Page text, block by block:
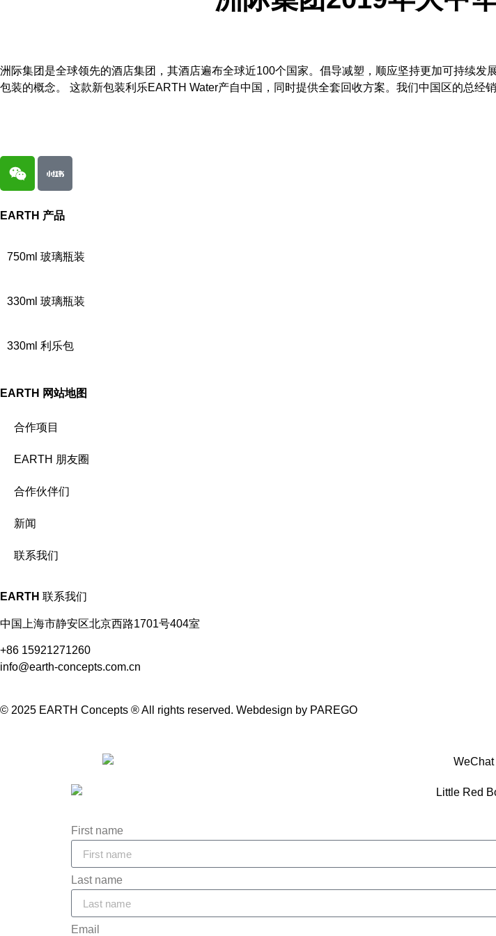
洲际集团是全球领先的酒店集团，其酒店遍布全球近100个国家。倡导减塑，顺应坚持更加可持续
包装的概念。 这款新包装利乐EARTH Water产自中国，同时提供全套回收方案。我们中国区的总经
EARTH 产品
750ml 玻璃瓶装
330ml 玻璃瓶装
330ml 利乐包
EARTH 网站地图
合作项目
EARTH 朋友圈
合作伙伴们
新闻
联系我们
EARTH 联系我们
中国上海市静安区北京西路1701号404室
+86 15921271260
info@earth-concepts.com.cn
© 2025 EARTH Concepts ® All rights reserved. Webdesign by PAREGO
First name
Last name
Email